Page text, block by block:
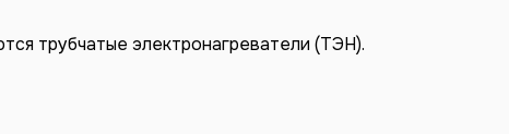
трубчатые электронагреватели (ТЭН).